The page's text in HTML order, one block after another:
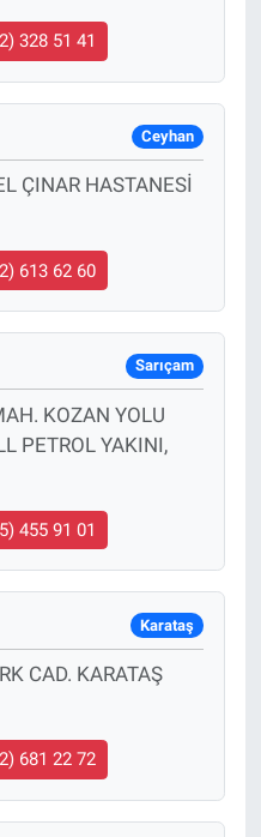
328 51 41
Ceyhan
ÇINAR HASTANESİ
613 62 60
Sarıçam
KOZAN YOLU
PETROL YAKINI,
455 91 01
Karataş
CAD. KARATAŞ
681 22 72